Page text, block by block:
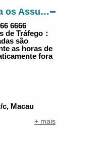
Direcção dos Serviços para os Assuntos de Tráfego
6666
de Tráfego：
são
as horas de
fora
c, Macau
+ mais